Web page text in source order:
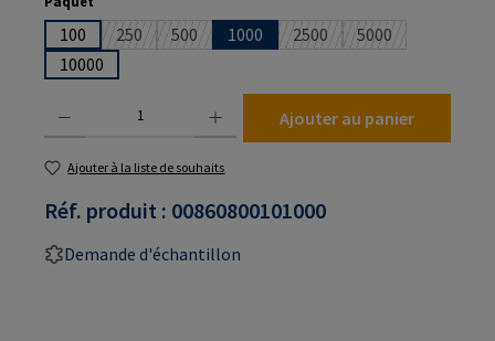
100 250(Cette option n'est pas disponible pour le moment.)
500(Cette option n'est pas disponible pour le
1000 2500(Cette option n'est pas
5000(Cette option
10000
Ajouter au panier
Ajouter à la liste de souhaits
Réf. produit : 00860800101000
Demande d'échantillon